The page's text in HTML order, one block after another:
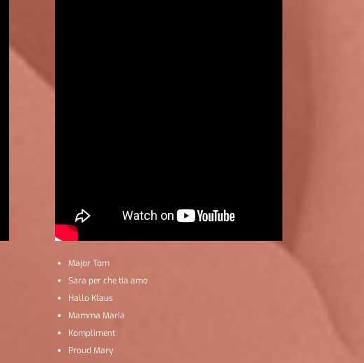
Major Tom
Sara per che tia amo
Hallo Klaus
Mamma Maria
Kompliment
Proud Mary